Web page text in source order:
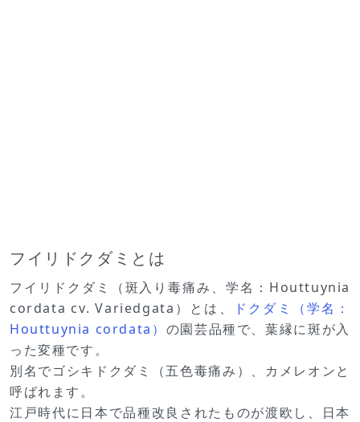
フイリドクダミとは
フイリドクダミ（斑入り毒痛み、学名：Houttuynia
cordata cv. Variedgata）とは、
ドクダミ（学名：
Houttuynia cordata） の園芸品種で、葉縁に斑が入
った変種です。
別名でゴシキドクダミ（五色毒痛み）、カメレオンと
呼ばれます。
江戸時代に日本で品種改良されたものが渡欧し、日本